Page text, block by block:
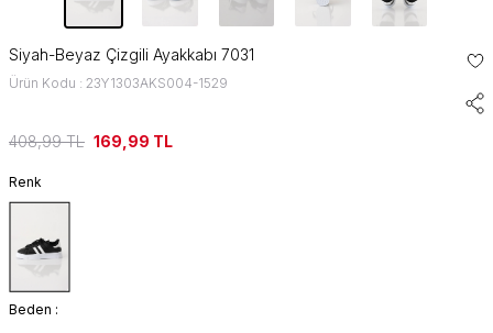
Siyah-Beyaz Çizgili Ayakkabı 7031
Ürün Kodu : 23Y1303AKS004-1529
408,99TL 169,99 TL
Renk
Beden :